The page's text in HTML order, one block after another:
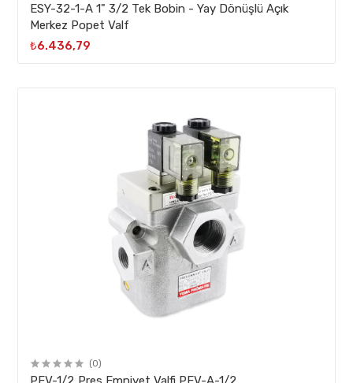
ESY-32-1-A 1" 3/2 Tek Bobin - Yay Dönüşlü Açık
Merkez Popet Valf
₺6.436,79
(0)